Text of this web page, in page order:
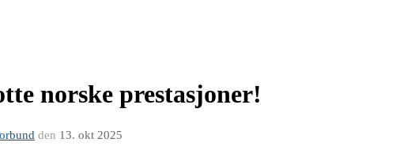
norske prestasjoner!
den 13. okt 2025